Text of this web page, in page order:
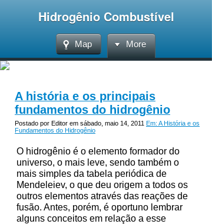
Hidrogênio Combustível
Map More
A história e os principais
fundamentos do hidrogênio
Postado por Editor em sábado, maio 14, 2011 Em: A História e os
Fundamentos do Hidrogênio
O hidrogênio é o elemento formador do
universo, o mais leve, sendo também o
mais simples da tabela periódica de
Mendeleiev, o que deu origem a todos os
outros elementos através das reações de
fusão. Antes, porém, é oportuno lembrar
alguns conceitos em relação a esse